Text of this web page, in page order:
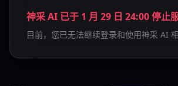
神采 AI 已于 1 月 29 日 24:00 停止
目前，您已无法继续登录和使用神采 AI 相